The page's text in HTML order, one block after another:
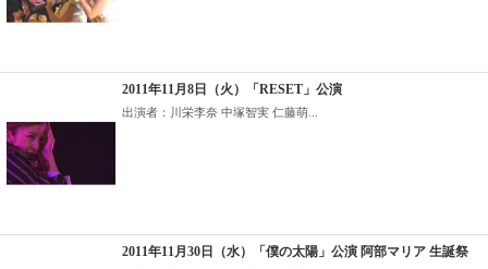
2011年11月8日（火）「RESET」公演
出演者：川栄李奈 中塚智実 仁藤萌...
2011年11月30日（水）「僕の太陽」公演 阿部マリア 生誕祭